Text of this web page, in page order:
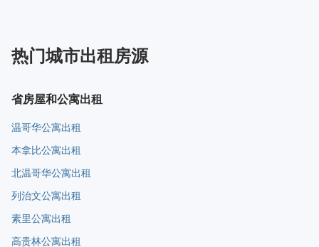
热门城市出租房源
省房屋和公寓出租
温哥华公寓出租
本拿比公寓出租
北温哥华公寓出租
列治文公寓出租
素里公寓出租
高贵林公寓出租